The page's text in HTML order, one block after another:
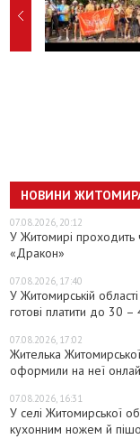
НОВИНИ
07.08.2026, 20:12
У Житомирі проходить
«Дракон»
07.08.2026, 17:40
У Житомирській
готові платити до 30 –
07.08.2026, 17:02
Жителька
оформили на неї
07.08.2026, 16:31
У селі Житомирської
кухонним ножем й